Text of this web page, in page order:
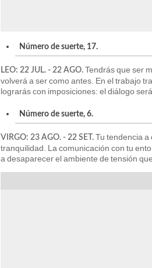
Número de suerte, 17.
LEO: 22 JUL. - 22 AGO. Tendrás que ser
volverá a ser como antes. En el trabajo
lograrás con imposiciones: el diálogo
Número de suerte, 6.
VIRGO: 23 AGO. - 22 SET. Tu tendencia
tranquilidad. La comunicación con tu
a desaparecer el ambiente de tensión